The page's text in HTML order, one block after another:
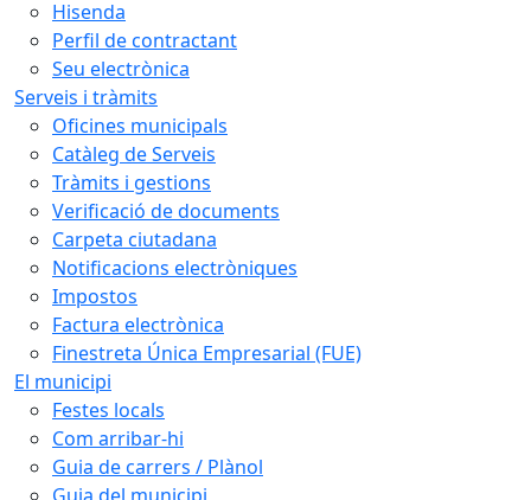
Hisenda
Perfil de contractant
Seu electrònica
Serveis i tràmits
Oficines municipals
Catàleg de Serveis
Tràmits i gestions
Verificació de documents
Carpeta ciutadana
Notificacions electròniques
Impostos
Factura electrònica
Finestreta Única Empresarial (FUE)
El municipi
Festes locals
Com arribar-hi
Guia de carrers / Plànol